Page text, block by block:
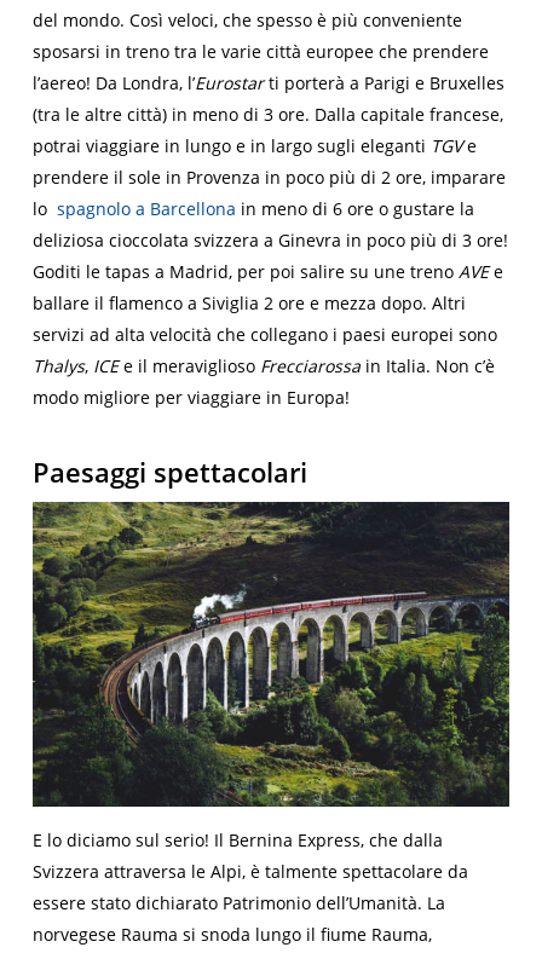
del mondo. Così veloci, che spesso è più conveniente
sposarsi in treno tra le varie città europee che prendere
l’aereo! Da Londra, l’Eurostarti porterà a Parigi e Bruxelles
(tra le altre città) in meno di 3 ore. Dalla capitale francese,
potrai viaggiare in lungo e in largo sugli eleganti TGVe
prendere il sole in Provenza in poco più di 2 ore, imparare
lo spagnolo a Barcellona in meno di 6 ore o gustare la
deliziosa cioccolata svizzera a Ginevra in poco più di 3 ore!
Goditi le tapas a Madrid, per poi salire su une treno AVEe
ballare il flamenco a Siviglia 2 ore e mezza dopo. Altri
servizi ad alta velocità che collegano i paesi europei sono
Thalys, ICEe il meraviglioso Frecciarossain Italia. Non c’è
modo migliore per viaggiare in Europa!
Paesaggi spettacolari
E lo diciamo sul serio! Il Bernina Express, che dalla
Svizzera attraversa le Alpi, è talmente spettacolare da
essere stato dichiarato Patrimonio dell’Umanità. La
norvegese Rauma si snoda lungo il fiume Rauma,